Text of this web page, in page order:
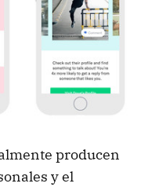
producen
y el